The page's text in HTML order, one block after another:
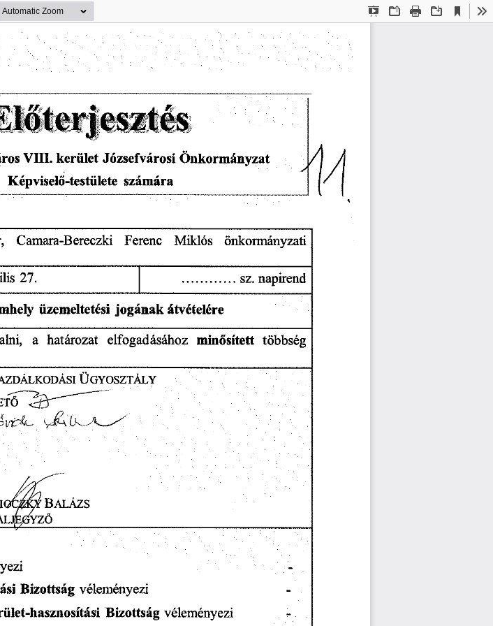
Presentation
OpenPrint Download
Current
View
VHL kerület Józsefvárosi Önkormányzat
Képviselő-testülete számára
Camara-Bereczki Ferenc Miklós
önkormányzati
27. ................ sz. napirend
üzemeltetési jogának átvételére
a határozat elfogadásához minősített
többség
Ügyosztály
& ky B alázs
^óyzö
Bizottság véleményezi
hasznosítási Bizottság véleményezi -